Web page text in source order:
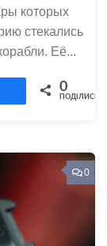
которых
стекались
Её...
Поділитися0
ПОДІЛИСЬ
0